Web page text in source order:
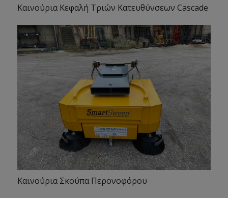
Καινούρια Κεφαλή Τριών Κατευθύνσεων Cascade
Καινούρια Σκούπα Περονοφόρου